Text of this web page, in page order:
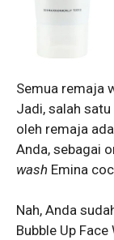
Semua remaja
Jadi, salah
oleh remaja
Anda, sebagai
wash Emina
Nah, Anda
Bubble Up